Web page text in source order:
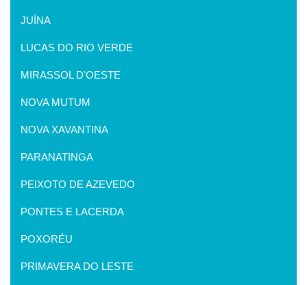
JUÍNA
LUCAS DO RIO VERDE
MIRASSOL D'OESTE
NOVA MUTUM
NOVA XAVANTINA
PARANATINGA
PEIXOTO DE AZEVEDO
PONTES E LACERDA
POXORÉU
PRIMAVERA DO LESTE